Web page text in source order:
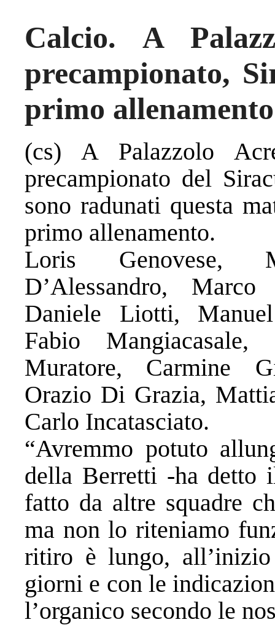
Calcio. A
precampionato,
primo allenamento
(cs) A Palazzolo
precampionato del
sono radunati questa
primo allenamento.
Loris Genovese,
D’Alessandro,
Daniele Liotti,
Fabio Mangiacasale,
Muratore, Carmine
Orazio Di Grazia,
Carlo Incatasciato.
“Avremmo potuto
della Berretti -ha detto
fatto da altre squadre
ma non lo riteniamo
ritiro è lungo,
giorni e con le
l’organico secondo le